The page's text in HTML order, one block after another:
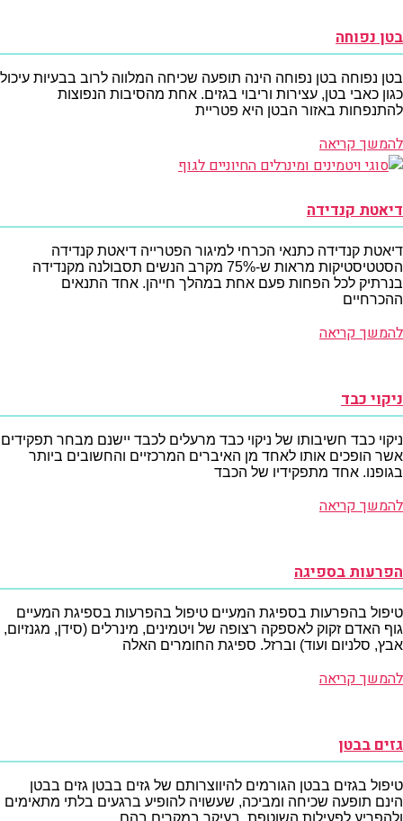
בטן נפוחה
בטן נפוחה בטן נפוחה הינה תופעה שכיחה המלווה לרוב בבעיות עיכול
כגון כאבי בטן, עצירות וריבוי בגזים. אחת מהסיבות הנפוצות
להתנפחות באזור הבטן היא פטריית
להמשך קריאה
דיאטת קנדידה
דיאטת קנדידה כתנאי הכרחי למיגור הפטרייה דיאטת קנדידה
הסטטיסטיקות מראות ש-75% מקרב הנשים תסבולנה מקנדידה
בנרתיק לכל הפחות פעם אחת במהלך חייהן. אחד התנאים
ההכרחיים
להמשך קריאה
ניקוי כבד
ניקוי כבד חשיבותו של ניקוי כבד מרעלים לכבד יישנם מבחר תפקידים
אשר הופכים אותו לאחד מן האיברים המרכזיים והחשובים ביותר
בגופנו. אחד מתפקידיו של הכבד
להמשך קריאה
הפרעות בספיגה
טיפול בהפרעות בספיגת המעיים טיפול בהפרעות בספיגת המעיים
גוף האדם זקוק לאספקה רצופה של ויטמינים, מינרלים (סידן, מגנזיום,
אבץ, סלניום ועוד) וברזל. ספיגת החומרים האלה
להמשך קריאה
גזים בבטן
טיפול בגזים בבטן הגורמים להיווצרותם של גזים בבטן גזים בבטן
הינם תופעה שכיחה ומביכה, שעשויה להופיע ברגעים בלתי מתאימים